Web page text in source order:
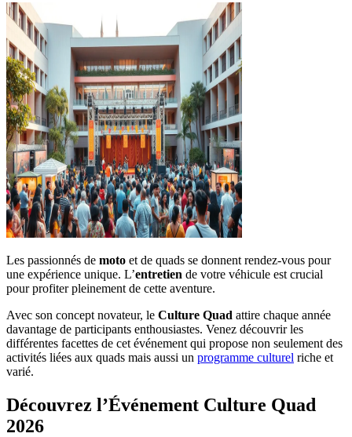
Les passionnés de moto et de quads se donnent rendez-vous pour
une expérience unique. L’entretien de votre véhicule est crucial
pour profiter pleinement de cette aventure.
Avec son concept novateur, le Culture Quad attire chaque année
davantage de participants enthousiastes. Venez découvrir les
différentes facettes de cet événement qui propose non seulement des
activités liées aux quads mais aussi un programme culturel riche et
varié.
Découvrez l’Événement Culture Quad
2026